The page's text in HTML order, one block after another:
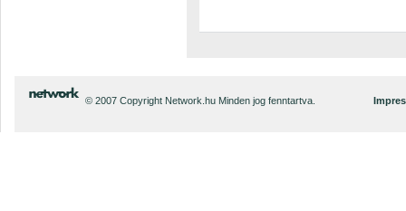
© 2007 Copyright Network.hu Minden jog fenntartva.